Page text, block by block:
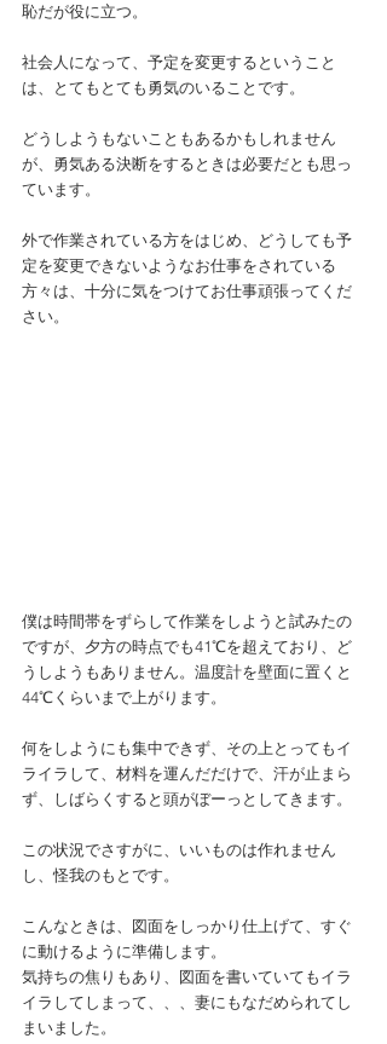
恥だが役に立つ。
社会人になって、予定を変更するということ
は、とてもとても勇気のいることです。
どうしようもないこともあるかもしれません
が、勇気ある決断をするときは必要だとも思っ
ています。
外で作業されている方をはじめ、どうしても予
定を変更できないようなお仕事をされている
方々は、十分に気をつけてお仕事頑張ってくだ
さい。
僕は時間帯をずらして作業をしようと試みたの
ですが、夕方の時点でも41℃を超えており、ど
うしようもありません。温度計を壁面に置くと
44℃くらいまで上がります。
何をしようにも集中できず、その上とってもイ
ライラして、材料を運んだだけで、汗が止まら
ず、しばらくすると頭がぼーっとしてきます。
この状況でさすがに、いいものは作れません
し、怪我のもとです。
こんなときは、図面をしっかり仕上げて、すぐ
に動けるように準備します。
気持ちの焦りもあり、図面を書いていてもイラ
イラしてしまって、、、妻にもなだめられてし
まいました。